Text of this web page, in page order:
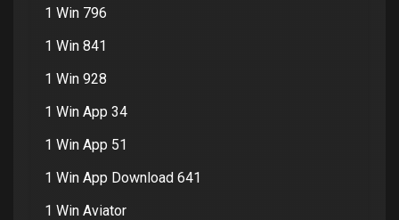
1 Win 796
1 Win 841
1 Win 928
1 Win App 34
1 Win App 51
1 Win App Download 641
1 Win Aviator